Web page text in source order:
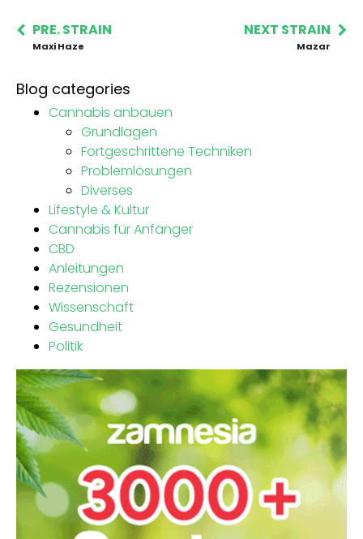
PRE. STRAIN
Maxi Haze
NEXT STRAIN
Mazar
Blog categories
Cannabis anbauen
Grundlagen
Fortgeschrittene Techniken
Problemlösungen
Diverses
Lifestyle & Kultur
Cannabis für Anfänger
CBD
Anleitungen
Rezensionen
Wissenschaft
Gesundheit
Politik